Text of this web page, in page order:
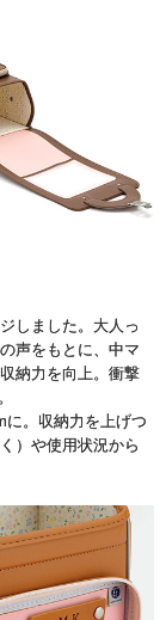
しました。大人っ
声をもとに、中マ
納力を向上。衝撃
に。収納力を上げつ
）や使用状況から